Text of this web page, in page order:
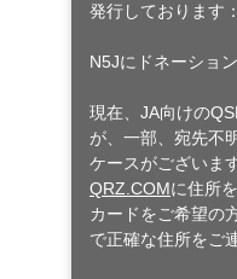
発行しております：
N5Jにドネーショ
現在、JA向けの
が、一部、宛先不
ケースがございます
QRZ.COMに住所
カードをご希望の
で正確な住所をご